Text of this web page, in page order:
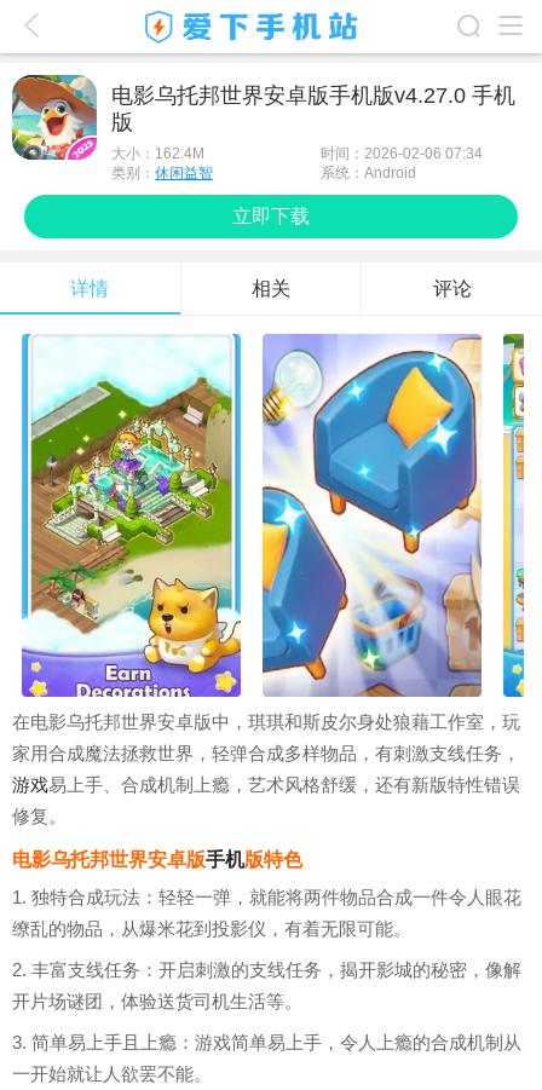
最新游戏
游戏攻略
电影乌托邦世界安卓版手机版v4.27.0 手机
版
大小： 162.4M
时间：2026-02-06 07:34
类别： 休闲益智 系统：Android
立即下载
详情 相关 评论
在电影乌托邦世界安卓版中，琪琪和斯皮尔身处狼藉工作室，玩
家用合成魔法拯救世界，轻弹合成多样物品，有刺激支线任务，
游戏易上手、合成机制上瘾，艺术风格舒缓，还有新版特性错误
修复。
电影乌托邦世界安卓版手机版特色
1. 独特合成玩法：轻轻一弹，就能将两件物品合成一件令人眼花
缭乱的物品，从爆米花到投影仪，有着无限可能。
2. 丰富支线任务：开启刺激的支线任务，揭开影城的秘密，像解
开片场谜团，体验送货司机生活等。
3. 简单易上手且上瘾：游戏简单易上手，令人上瘾的合成机制从
一开始就让人欲罢不能。